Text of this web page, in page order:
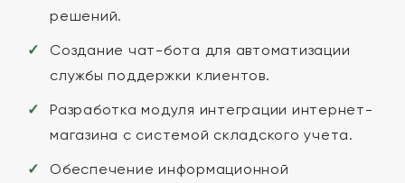
решений.
Создание чат-бота для автоматизации
службы поддержки клиентов.
Разработка модуля интеграции интернет-
магазина с системой складского учета.
Обеспечение информационной